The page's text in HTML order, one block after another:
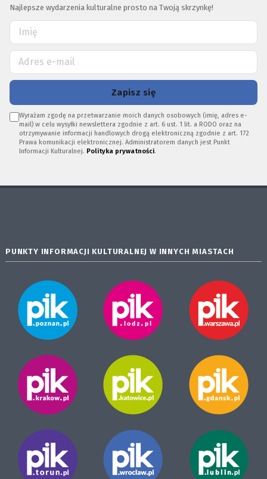
Najlepsze wydarzenia kulturalne prosto na Twoją skrzynkę!
Zapisz się
Wyrażam zgodę na przetwarzanie moich danych osobowych (imię, adres e-
mail) w celu wysyłki newslettera zgodnie z art. 6 ust. 1 lit. a RODO oraz na
otrzymywanie informacji handlowych drogą elektroniczną zgodnie z art. 172
Prawa komunikacji elektronicznej. Administratorem danych jest Punkt
Informacji Kulturalnej. Polityka prywatności.
PUNKTY INFORMACJI KULTURALNEJ W INNYCH MIASTACH